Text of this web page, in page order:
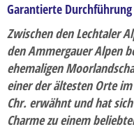
Garantierte Durchführung
Zwischen den Lechtaler
den Ammergauer Alpen
ehemaligen
einer der ältesten Orte
Chr. erwähnt und hat
Charme zu einem